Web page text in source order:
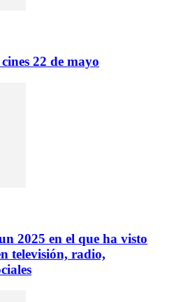
22 de mayo
2025 en el que ha visto
televisión, radio,